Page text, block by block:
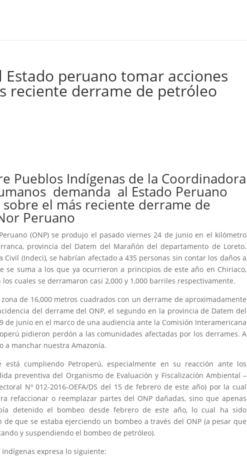
Estado peruano tomar acciones
reciente derrame de petróleo
Pueblos Indígenas de la Coordinadora
demanda al Estado Peruano
el más reciente derrame de
Peruano
(ONP) se produjo el pasado viernes 24 de junio en el kilómetro
provincia del Datem del Marañón del departamento de Loreto.
(Indeci), se habrían afectado a 435 personas sin contar los daños a
se suma a los que ya ocurrieron a principios de este año en Chiriaco,
cuales se derramaron casi 2,000 y 1,000 barriles respectivamente.
de 16,000 metros cuadrados con un derrame de aproximadamente
del derrame del ONP, el segundo en la provincia de Datem del
de junio en el marco de una audiencia ante la Comisión Interamericana
pidieron perdón a las comunidades afectadas por los derrames. A
a manchar nuestra Amazonía.
cumpliendo Petroperú, especialmente en su reacción ante los
preventiva del Organismo de Evaluación y Fiscalización Ambiental –
Nº 012-2016-OEFA/DS del 15 de febrero de este año) por la cual
refaccionar o reemplazar partes del ONP dañadas, sino que apenas
detenido el bombeo desde febrero de este año, lo cual ha sido
que se estaba ejerciendo un bombeo a través del ONP (a pesar que
y suspendiendo el bombeo de petróleo).
expresa lo siguiente: